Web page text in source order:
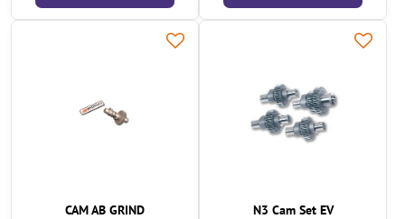
CAM AB GRIND N3 Cam Set EV